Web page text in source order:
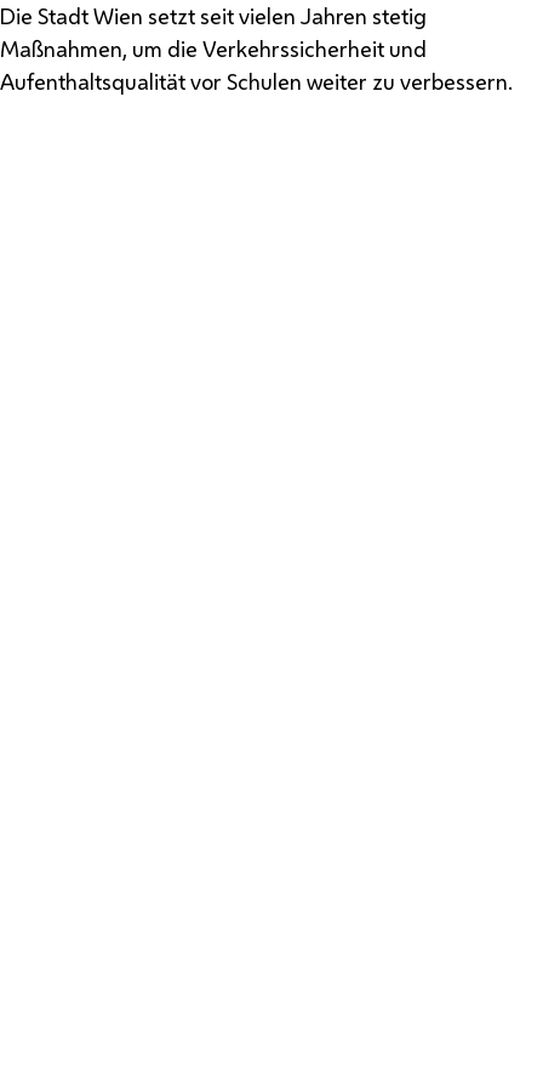
Die Stadt Wien setzt seit vielen Jahren stetig
Maßnahmen, um die Verkehrssicherheit und
Aufenthaltsqualität vor Schulen weiter zu verbessern.